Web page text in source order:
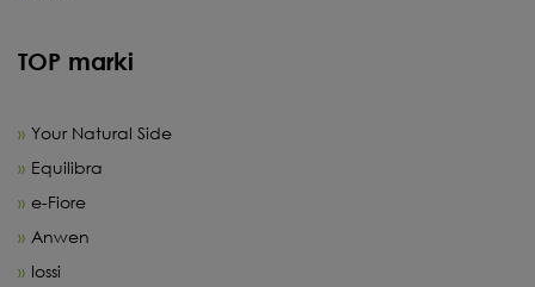
TOP marki
Your Natural Side
Equilibra
e-Fiore
Anwen
Iossi